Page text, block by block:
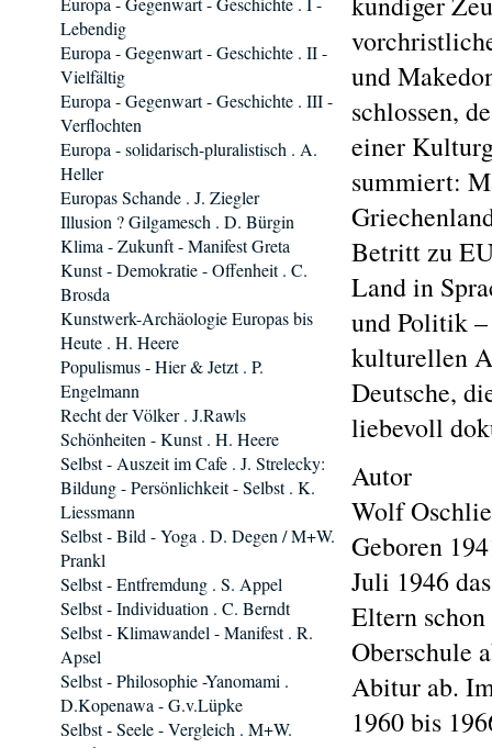
und
schlossen,
einer
summiert:
Betritt zu
Land in
und Politik
kulturellen
Deutsche,
liebevoll
Autor
Wolf
Geboren
Juli 1946
Eltern
Oberschule
Abitur ab.
1960 bis
Lebendig
Europa - Gegenwart - Geschichte . II -
Vielfältig
Europa - Gegenwart - Geschichte . III -
Verflochten
Europa - solidarisch-pluralistisch . A.
Heller
Europas Schande . J. Ziegler
Illusion ? Gilgamesch . D. Bürgin
Klima - Zukunft - Manifest Greta
Kunst - Demokratie - Offenheit . C.
Brosda
Kunstwerk-Archäologie Europas bis
Heute . H. Heere
Populismus - Hier & Jetzt . P.
Engelmann
Recht der Völker . J.Rawls
Schönheiten - Kunst . H. Heere
Selbst - Auszeit im Cafe . J. Strelecky:
Bildung - Persönlichkeit - Selbst . K.
Liessmann
Selbst - Bild - Yoga . D. Degen / M+W.
Prankl
Selbst - Entfremdung . S. Appel
Selbst - Individuation . C. Berndt
Selbst - Klimawandel - Manifest . R.
Apsel
Selbst - Philosophie -Yanomami .
D.Kopenawa - G.v.Lüpke
Selbst - Seele - Vergleich . M+W.